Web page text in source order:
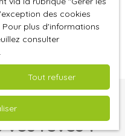
pas
rêves ?
des cookies
plus d'informations
consulter
.
Tout refuser